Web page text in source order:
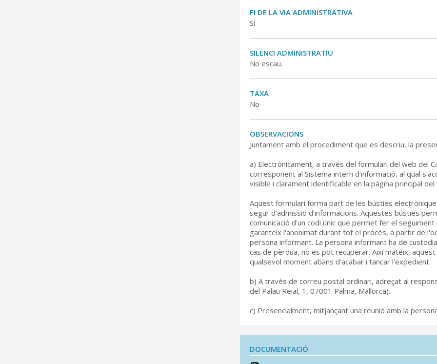
FI DE LA VIA ADMINISTRATIVA
Sí
SILENCI ADMINISTRATIU
No escau.
TAXA
No
OBSERVACIONS
Juntament amb el procediment que es descriu, la
a) Electrònicament, a través del formulari del web del
corresponent al Sistema intern d'informació, al qual
visible i clarament identificable en la pàgina principal
Aquest formulari forma part de les bústies
segur d'admissió d'informacions. Aquestes bústies
comunicació d'un codi únic que permet fer el
garanteix l'anonimat durant tot el procés, a partir de
persona informant. La persona informant ha de
cas de pèrdua, no es pot recuperar. Així mateix,
qualsevol moment abans d'acabar i tancar l'expedient.
b) A través de correu postal ordinari, adreçat al
del Palau Reial, 1, 07001 Palma, Mallorca).
c) Presencialment, mitjançant una reunió amb la
DOCUMENTACIÓ